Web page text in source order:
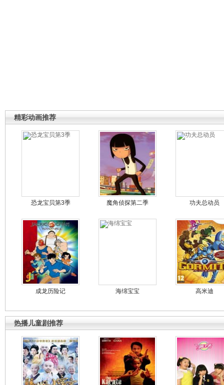
精彩动画推荐
恐龙宝贝第3季 魔角侦探第二季 功夫总动员
成龙历险记 海绵宝宝 高米迪
热播儿童剧推荐